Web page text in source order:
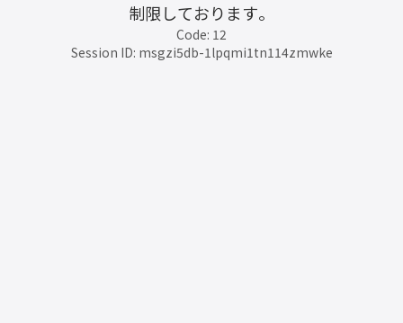
制限しております。
Code: 12
Session ID: msgzi5db-1lpqmi1tn114zmwke